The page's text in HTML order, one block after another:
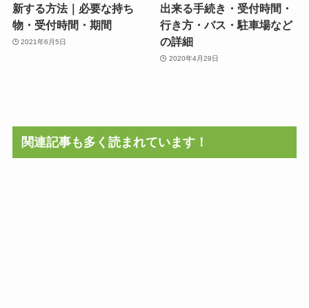
新する方法｜必要な持ち
物・受付時間・期間
2021年6月5日
出来る手続き・受付時間・
行き方・バス・駐車場など
の詳細
2020年4月29日
関連記事も多く読まれています！